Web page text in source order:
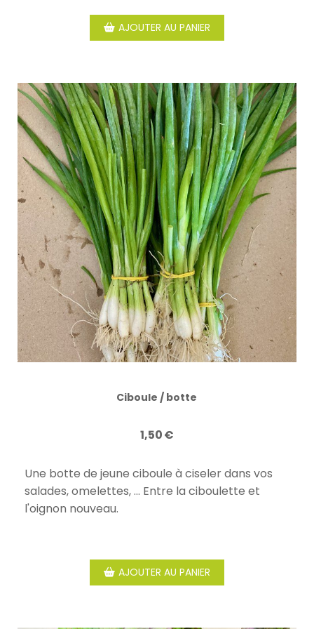
AJOUTER AU PANIER
Ciboule / botte
1,50€
Une botte de jeune ciboule à ciseler dans vos
salades, omelettes, … Entre la ciboulette et
l'oignon nouveau.
AJOUTER AU PANIER